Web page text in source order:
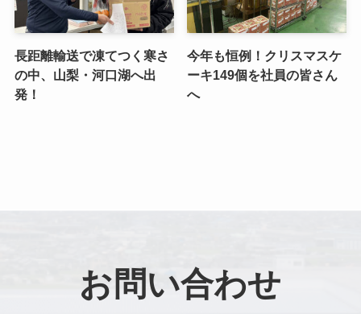
長距離輸送で凍てつく寒さ
の中、山梨・河口湖へ出
発！
今年も恒例！クリスマスケ
ーキ149個を社員の皆さん
へ
お問い合わせ